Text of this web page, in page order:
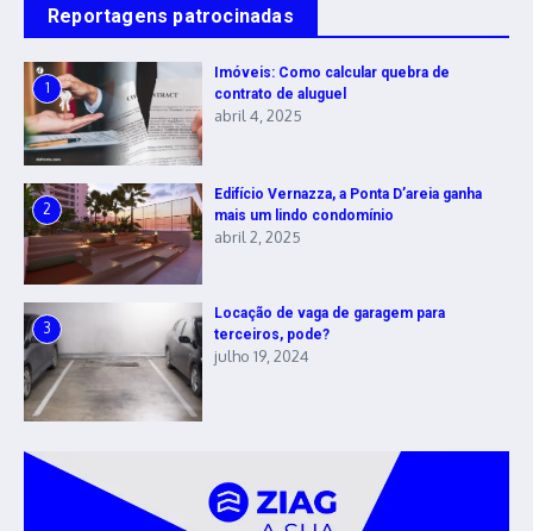
Reportagens patrocinadas
1
Imóveis: Como calcular quebra de
contrato de aluguel
abril 4, 2025
2
Edifício Vernazza, a Ponta D’areia ganha
mais um lindo condomínio
abril 2, 2025
3
Locação de vaga de garagem para
terceiros, pode?
julho 19, 2024